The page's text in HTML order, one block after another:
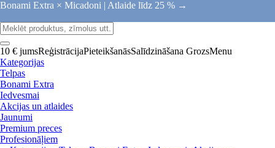
Bonami Extra × Micadoni | Atlaide līdz 25 % →
10 € jumsReģistrācijaPieteikšanāsSalīdzināšana GrozsMenu
Kategorijas
Telpas
Bonami Extra
Iedvesmai
Akcijas un atlaides
Jaunumi
Premium preces
Profesionāļiem